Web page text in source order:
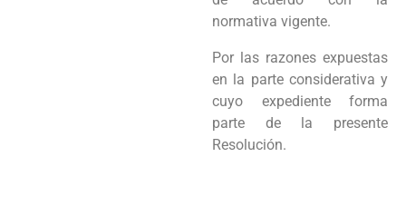
normativa vigente.
Por las razones expuestas
en la parte considerativa y
cuyo expediente forma
parte de la presente
Resolución.